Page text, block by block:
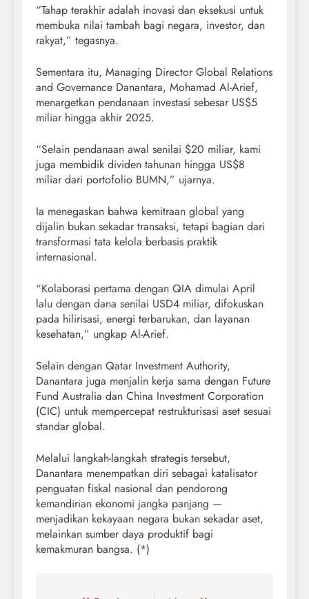
“Tahap terakhir adalah inovasi dan eksekusi untuk
membuka nilai tambah bagi negara, investor, dan
rakyat,” tegasnya.
Sementara itu, Managing Director Global Relations
and Governance Danantara, Mohamad Al-Arief,
menargetkan pendanaan investasi sebesar US$5
miliar hingga akhir 2025.
“Selain pendanaan awal senilai $20 miliar, kami
juga membidik dividen tahunan hingga US$8
miliar dari portofolio BUMN,” ujarnya.
Ia menegaskan bahwa kemitraan global yang
dijalin bukan sekadar transaksi, tetapi bagian dari
transformasi tata kelola berbasis praktik
internasional.
“Kolaborasi pertama dengan QIA dimulai April
lalu dengan dana senilai USD4 miliar, difokuskan
pada hilirisasi, energi terbarukan, dan layanan
kesehatan,” ungkap Al-Arief.
Selain dengan Qatar Investment Authority,
Danantara juga menjalin kerja sama dengan Future
Fund Australia dan China Investment Corporation
(CIC) untuk mempercepat restrukturisasi aset sesuai
standar global.
Melalui langkah-langkah strategis tersebut,
Danantara menempatkan diri sebagai katalisator
penguatan fiskal nasional dan pendorong
kemandirian ekonomi jangka panjang —
menjadikan kekayaan negara bukan sekadar aset,
melainkan sumber daya produktif bagi
kemakmuran bangsa. (*)